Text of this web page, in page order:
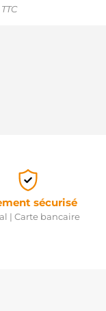
sécurisé
| Carte bancaire